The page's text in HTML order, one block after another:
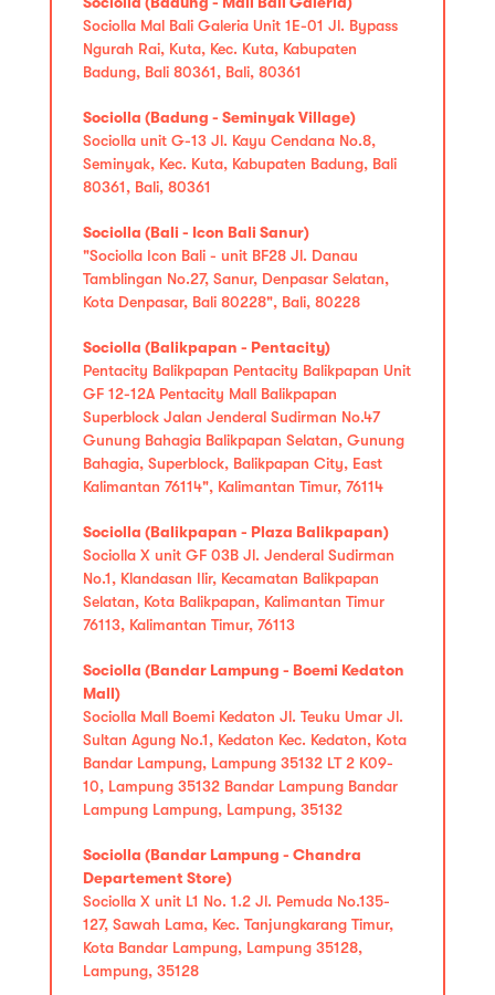
Sociolla Mal Bali Galeria Unit 1E-01 Jl. Bypass
Ngurah Rai, Kuta, Kec. Kuta, Kabupaten
Badung, Bali 80361, Bali, 80361
Sociolla (Badung - Seminyak Village)
Sociolla unit G-13 Jl. Kayu Cendana No.8,
Seminyak, Kec. Kuta, Kabupaten Badung, Bali
80361, Bali, 80361
Sociolla (Bali - Icon Bali Sanur)
"Sociolla Icon Bali - unit BF28 Jl. Danau
Tamblingan No.27, Sanur, Denpasar Selatan,
Kota Denpasar, Bali 80228", Bali, 80228
Sociolla (Balikpapan - Pentacity)
Pentacity Balikpapan Pentacity Balikpapan Unit
GF 12-12A Pentacity Mall Balikpapan
Superblock Jalan Jenderal Sudirman No.47
Gunung Bahagia Balikpapan Selatan, Gunung
Bahagia, Superblock, Balikpapan City, East
Kalimantan 76114", Kalimantan Timur, 76114
Sociolla (Balikpapan - Plaza Balikpapan)
Sociolla X unit GF 03B Jl. Jenderal Sudirman
No.1, Klandasan Ilir, Kecamatan Balikpapan
Selatan, Kota Balikpapan, Kalimantan Timur
76113, Kalimantan Timur, 76113
Sociolla (Bandar Lampung - Boemi Kedaton
Mall)
Sociolla Mall Boemi Kedaton Jl. Teuku Umar Jl.
Sultan Agung No.1, Kedaton Kec. Kedaton, Kota
Bandar Lampung, Lampung 35132 LT 2 K09-
10, Lampung 35132 Bandar Lampung Bandar
Lampung Lampung, Lampung, 35132
Sociolla (Bandar Lampung - Chandra
Departement Store)
Sociolla X unit L1 No. 1.2 Jl. Pemuda No.135-
127, Sawah Lama, Kec. Tanjungkarang Timur,
Kota Bandar Lampung, Lampung 35128,
Lampung, 35128